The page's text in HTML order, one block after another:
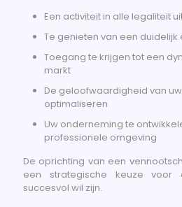
Een activiteit in alle legaliteit
Te genieten van een
Toegang te krijgen tot een
markt
De geloofwaardigheid van
optimaliseren
Uw onderneming te
professionele omgeving
De oprichting van een
een strategische keuze voor
succesvol wil zijn.